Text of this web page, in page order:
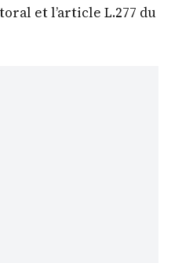
et l’article L.277 du